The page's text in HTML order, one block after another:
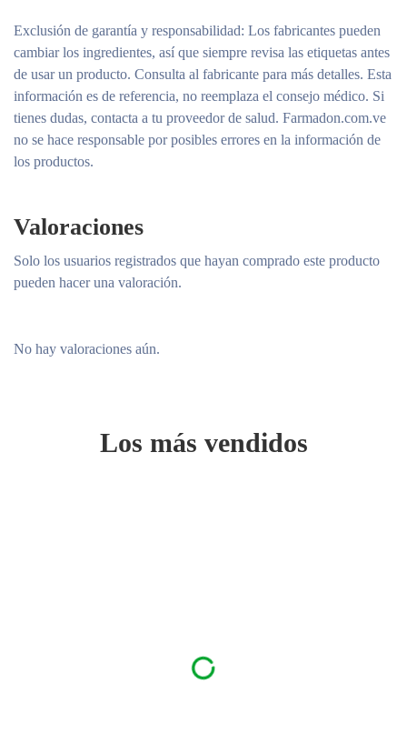
Exclusión de garantía y responsabilidad: Los fabricantes pueden
cambiar los ingredientes, así que siempre revisa las etiquetas antes
de usar un producto. Consulta al fabricante para más detalles. Esta
información es de referencia, no reemplaza el consejo médico. Si
tienes dudas, contacta a tu proveedor de salud. Farmadon.com.ve
no se hace responsable por posibles errores en la información de
los productos.
Valoraciones
No hay valoraciones aún.
Solo los usuarios registrados que hayan comprado este producto
pueden hacer una valoración.
Los más vendidos